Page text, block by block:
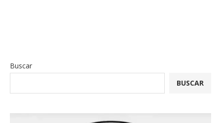
Buscar
BUSCAR